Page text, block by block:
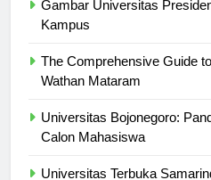
Gambar Universitas
The Comprehensive Guide
Universitas Bojonegoro: